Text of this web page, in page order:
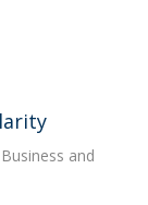
and